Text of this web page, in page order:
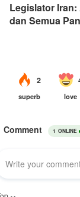
Legislator
dan Semua